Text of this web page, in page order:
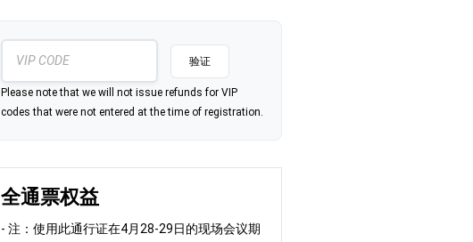
验证
Please note that we will not issue refunds for VIP
codes that were not entered at the time of registration.
全通票权益
- 注：使用此通行证在4月28-29日的现场会议期